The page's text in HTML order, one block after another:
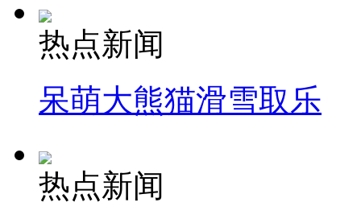
热点新闻
呆萌大熊猫滑雪取乐
热点新闻